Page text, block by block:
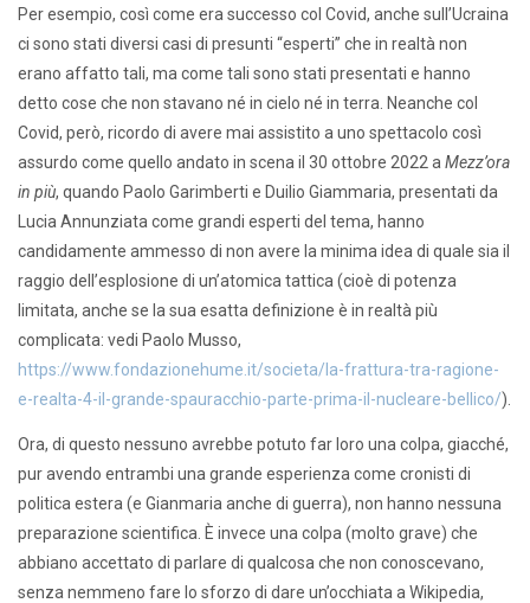
Per esempio, così come era successo col Covid, anche sull’Ucraina
ci sono stati diversi casi di presunti “esperti” che in realtà non
erano affatto tali, ma come tali sono stati presentati e hanno
detto cose che non stavano né in cielo né in terra. Neanche col
Covid, però, ricordo di avere mai assistito a uno spettacolo così
assurdo come quello andato in scena il 30 ottobre 2022 aMezz’ora
in più, quando Paolo Garimberti e Duilio Giammaria, presentati da
Lucia Annunziata come grandi esperti del tema, hanno
candidamente ammesso di non avere la minima idea di quale sia il
raggio dell’esplosione di un’atomica tattica (cioè di potenza
limitata, anche se la sua esatta definizione è in realtà più
complicata: vedi Paolo Musso,
https://www.fondazionehume.it/societa/la-frattura-tra-ragione-
e-realta-4-il-grande-spauracchio-parte-prima-il-nucleare-bellico/).
Ora, di questo nessuno avrebbe potuto far loro una colpa, giacché,
pur avendo entrambi una grande esperienza come cronisti di
politica estera (e Gianmaria anche di guerra), non hanno nessuna
preparazione scientifica. È invece una colpa (molto grave) che
abbiano accettato di parlare di qualcosa che non conoscevano,
senza nemmeno fare lo sforzo di dare un’occhiata a Wikipedia,